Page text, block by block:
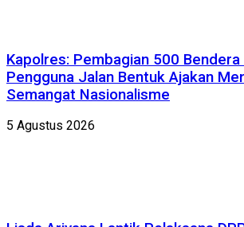
Kapolres: Pembagian 500
Pengguna Jalan Bentuk Ajakan
Semangat Nasionalisme
5 Agustus 2026